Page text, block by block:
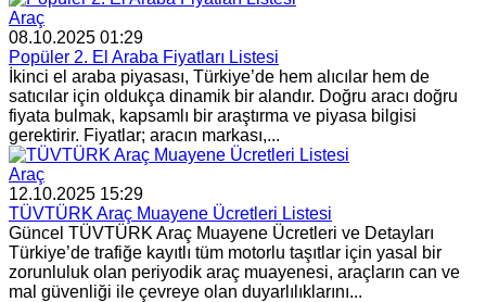
Araç
08.10.2025 01:29
Popüler 2. El Araba Fiyatları Listesi
İkinci el araba piyasası, Türkiye’de hem alıcılar hem de
satıcılar için oldukça dinamik bir alandır. Doğru aracı doğru
fiyata bulmak, kapsamlı bir araştırma ve piyasa bilgisi
gerektirir. Fiyatlar; aracın markası,...
Araç
12.10.2025 15:29
TÜVTÜRK Araç Muayene Ücretleri Listesi
Güncel TÜVTÜRK Araç Muayene Ücretleri ve Detayları
Türkiye’de trafiğe kayıtlı tüm motorlu taşıtlar için yasal bir
zorunluluk olan periyodik araç muayenesi, araçların can ve
mal güvenliği ile çevreye olan duyarlılıklarını...